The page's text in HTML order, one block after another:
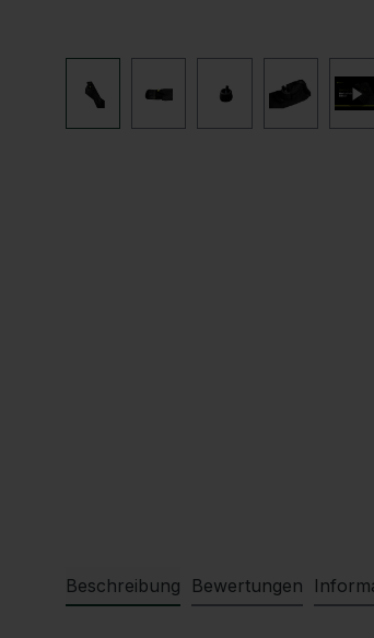
Beschreibung Bewertungen